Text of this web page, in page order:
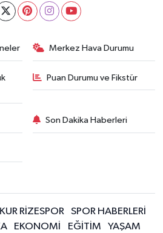
Merkez Hava Durumu
Puan Durumu ve Fikstür
Son Dakika Haberleri
RİZESPOR
SPOR HABERLERİ
EKONOMİ EĞİTİM
YAŞAM